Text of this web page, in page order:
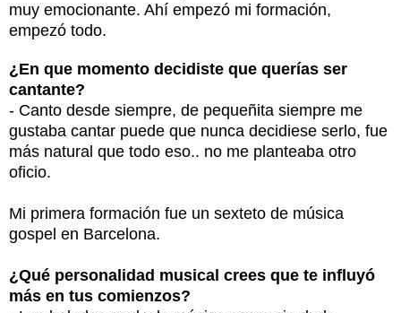
muy emocionante. Ahí empezó mi formación,
empezó todo.
¿En que momento decidiste que querías ser
cantante?
- Canto desde siempre, de pequeñita siempre me
gustaba cantar puede que nunca decidiese serlo, fue
más natural que todo eso.. no me planteaba otro
oficio.
Mi primera formación fue un sexteto de música
gospel en Barcelona.
¿Qué personalidad musical crees que te influyó
más en tus comienzos?